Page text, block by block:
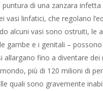
di una zanzara
vasi linfatici, che regolano
alcuni vasi sono ostruiti, le
gambe e i genitali –
allargano fino a diventare
più di 120 milioni di
quali sono gravemente